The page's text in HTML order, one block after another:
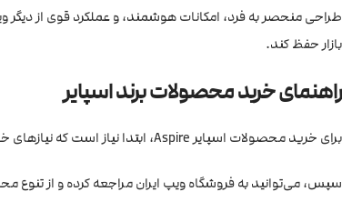
طراحی منحصر به فرد، امکانات هوشمند، و عملکرد قوی از دیگر
بازار حفظ کند.
راهنمای خرید محصولات برند اسپایر
برای خرید محصولات اسپایر Aspire، ابتدا نیاز است که نیازهای خود را به دقت بررسی کرده و مدل و نوع محصولی که به دنبال آن هستید را مشخص کنید.
سپس، می‌توانید به فروشگاه ویپ ایران مراجعه کرده و از تنوع